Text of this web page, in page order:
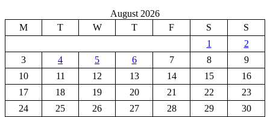
August 2026
M
T W T F S
S
1
2
3
4 5 6 7 8
9
10
11 12 13 14 15
16
17
18 19 20 21 22
23
24
25 26 27 28 29 30